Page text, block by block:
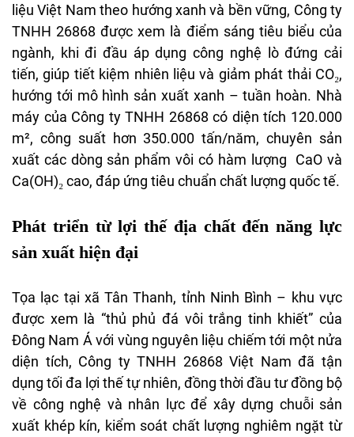
liệu Việt Nam theo hướng xanh và bền vững, Công ty
TNHH 26868 được xem là điểm sáng tiêu biểu của
ngành, khi đi đầu áp dụng công nghệ lò đứng cải
tiến, giúp tiết kiệm nhiên liệu và giảm phát thải CO₂,
hướng tới mô hình sản xuất xanh – tuần hoàn. Nhà
máy của Công ty TNHH 26868 có diện tích 120.000
m², công suất hơn 350.000 tấn/năm, chuyên sản
xuất các dòng sản phẩm vôi có hàm lượng CaO và
Ca(OH)₂ cao, đáp ứng tiêu chuẩn chất lượng quốc tế.
Phát triển từ lợi thế địa chất đến năng lực
sản xuất hiện đại
Tọa lạc tại xã Tân Thanh, tỉnh Ninh Bình – khu vực
được xem là “thủ phủ đá vôi trắng tinh khiết” của
Đông Nam Á với vùng nguyên liệu chiếm tới một nửa
diện tích, Công ty TNHH 26868 Việt Nam đã tận
dụng tối đa lợi thế tự nhiên, đồng thời đầu tư đồng bộ
về công nghệ và nhân lực để xây dựng chuỗi sản
xuất khép kín, kiểm soát chất lượng nghiêm ngặt từ